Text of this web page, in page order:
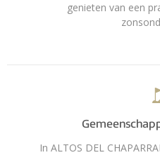
genieten van een
In ALTOS DEL